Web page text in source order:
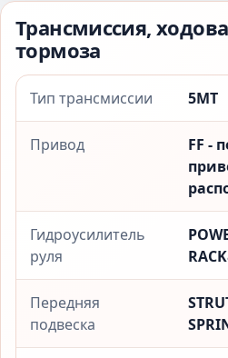
Трансмиссия,
тормоза
Тип трансмиссии 5MT
Привод
FF -
Гидроусилитель
руля
Передняя
подвеска